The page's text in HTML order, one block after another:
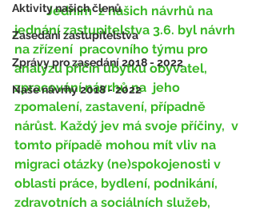
Aktivity našich členů
Zasedání zastupitelstva
Zprávy pro zasedání 2018 - 2022
Naše návrhy 2018 - 2022
	Jedním  z našich návrhů na
jednání zastupitelstva 3.6. byl návrh
na zřízení  pracovního týmu pro
analýzu příčin úbytku obyvatel,
zpracování návrhů na  jeho
zpomalení, zastavení, případně
nárůst. Každý jev má svoje příčiny,  v
tomto případě mohou mít vliv na
migraci otázky (ne)spokojenosti v
oblasti práce, bydlení, podnikání,
zdravotních a sociálních služeb,